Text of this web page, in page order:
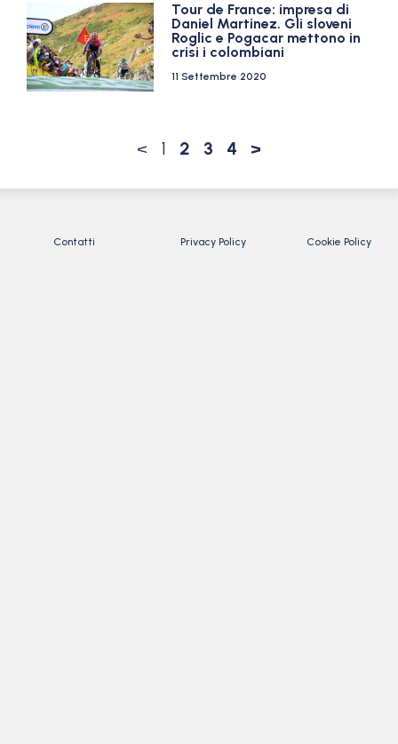
Tour de France: impresa di
Daniel Martinez. Gli sloveni
Roglic e Pogacar mettono in
crisi i colombiani
11 Settembre 2020
< 1 2 3 4 >
Contatti Privacy Policy Cookie Policy